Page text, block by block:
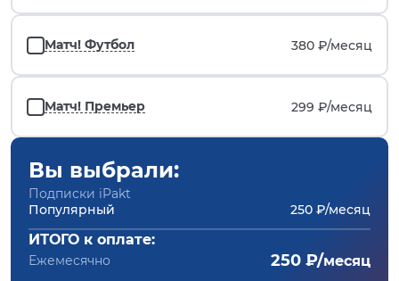
Матч! Футбол 380 ₽/месяц
Матч! Премьер 299 ₽/месяц
Вы выбрали:
Подписки iPakt
Популярный
250 ₽/месяц
ИТОГО к оплате:
Ежемесячно 250 ₽/месяц